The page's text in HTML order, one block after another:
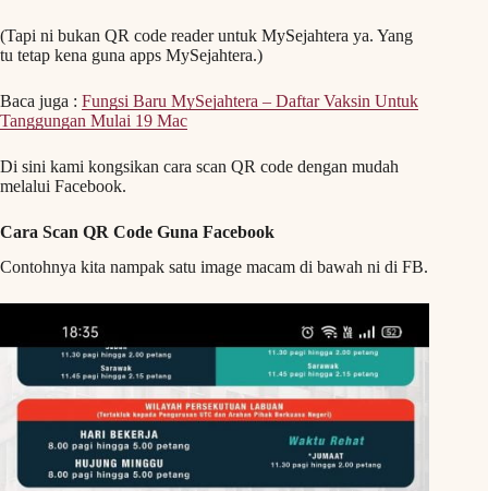
(Tapi ni bukan QR code reader untuk MySejahtera ya. Yang
tu tetap kena guna apps MySejahtera.)
Baca juga : Fungsi Baru MySejahtera – Daftar Vaksin Untuk
Tanggungan Mulai 19 Mac
Di sini kami kongsikan cara scan QR code dengan mudah
melalui Facebook.
Cara Scan QR Code Guna Facebook
Contohnya kita nampak satu image macam di bawah ni di FB.